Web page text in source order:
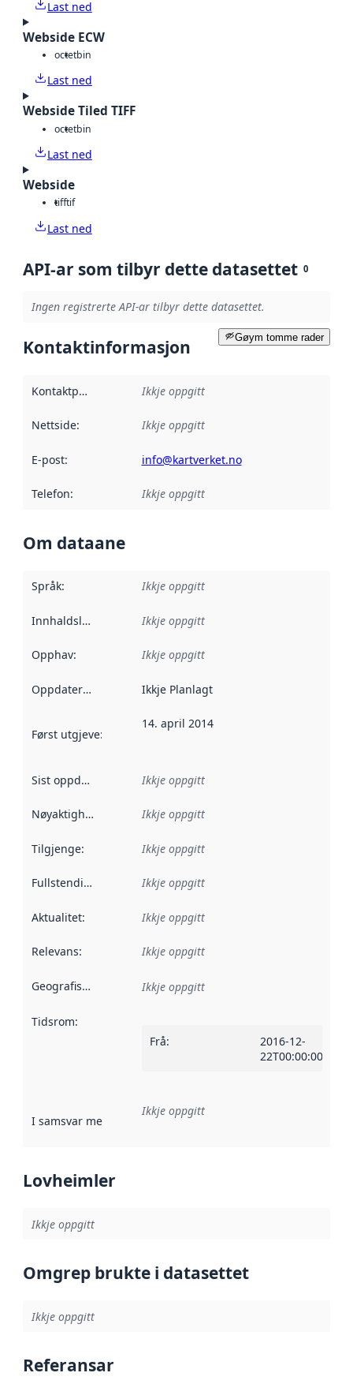
Last ned
Webside ECW
octetbin
Last ned
Webside Tiled TIFF
octetbin
Last ned
Webside
tifftif
Last ned
API-ar som tilbyr dette datasettet 0
Ingen registrerte API-ar tilbyr dette datasettet.
Gøym tomme rader
Kontaktinformasjon
Kontaktpunkt Ikkje oppgitt
Nettside: Ikkje oppgitt
E-post: info@kartverket.no
Telefon: Ikkje oppgitt
Om dataane
Språk: Ikkje oppgitt
Innhaldsleverandørar :
Ikkje oppgitt
Opphav: Ikkje oppgitt
Oppdateringsfrekvens :
Ikkje Planlagt
Først utgjeve: Denne datoen seier når dataa i dette
14. april 2014
Sist oppdatert Ikkje oppgitt
Nøyaktigheit Ikkje oppgitt
Tilgjenge: Ikkje oppgitt
Fullstendigheit Ikkje oppgitt
Aktualitet: Ikkje oppgitt
Relevans: Ikkje oppgitt
Geografisk område Ikkje oppgitt
Tidsrom:
Frå:
2016-12-
22T00:00:00Z
I samsvar med Referanse til ei implementeringsregel eller
Ikkje oppgitt
Lovheimler
Ikkje oppgitt
Omgrep brukte i datasettet
Ikkje oppgitt
Referansar